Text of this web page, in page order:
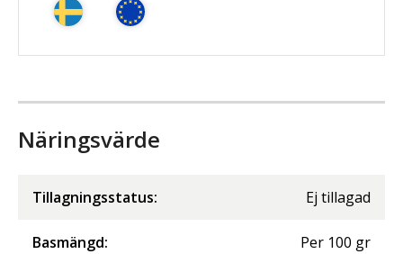
Näringsvärde
Tillagningsstatus: Ej tillagad
Basmängd: Per 100 gr